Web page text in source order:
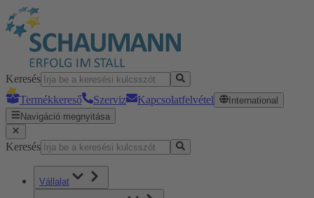
Keresés
Termékkereső
Szerviz Kapcsolatfelvétel
International
Navigáció megnyitása
Keresés
Vállalat